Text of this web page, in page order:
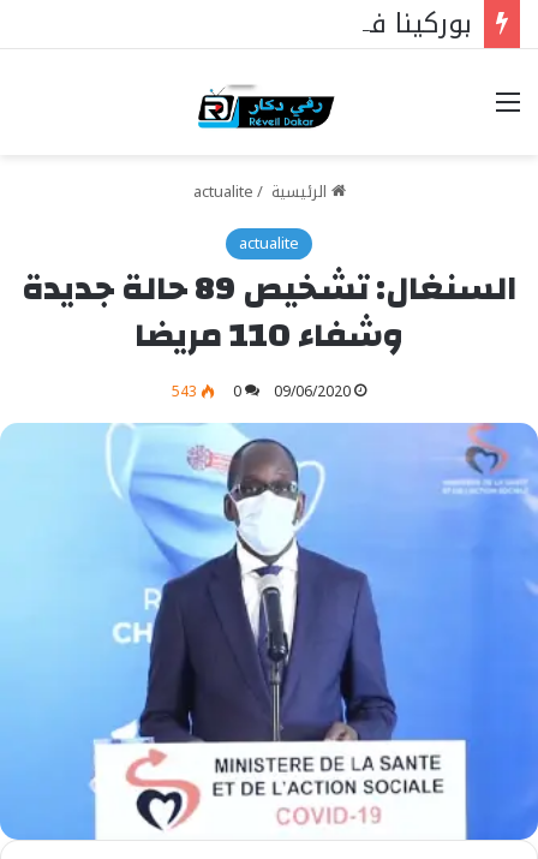
خيارات
الرئيسية /
actualite
actualite
السنغال: تشخيص 89 حالة جديدة
وشفاء 110 مريضا
09/06/2020
0
543